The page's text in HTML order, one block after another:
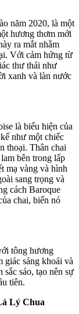
năm 2020, là một
hương thơm mới
ra mắt nhằm
Với cảm hứng từ
thư thái như
xanh và làn nước
là biểu hiện của
như một chiếc
thoại. Thân chai
bên trong lấp
mạ vàng và hình
sang trọng và
cách Baroque
chai, biến nó
tông hương
giác sảng khoái và
sảo, tạo nên sự
tiên.
Lý Chua